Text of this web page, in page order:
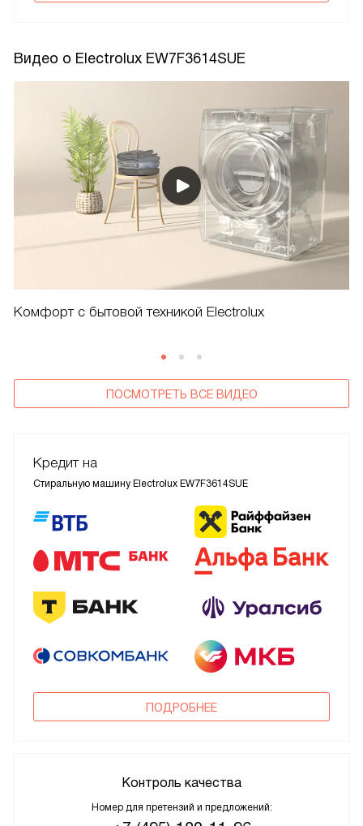
Видео о Electrolux EW7F3614SUE
Комфорт с бытовой техникой Electrolux
ПОСМОТРЕТЬ ВСЕ ВИДЕО
Кредит на
Стиральную машину Electrolux EW7F3614SUE
ПОДРОБНЕЕ
Контроль качества
Номер для претензий и предложений: